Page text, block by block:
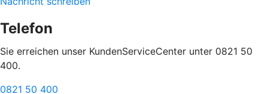
Telefon
Sie erreichen unser KundenServiceCenter unter 0821 50
400.
0821 50 400